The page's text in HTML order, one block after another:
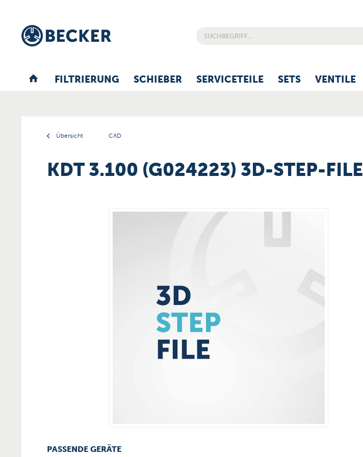
FILTRIERUNG SCHIEBER SERVICETEILE SETS VENTILE
Übersicht CAD
KDT 3.100 (G024223) 3D-STEP-FILE
PASSENDE GERÄTE